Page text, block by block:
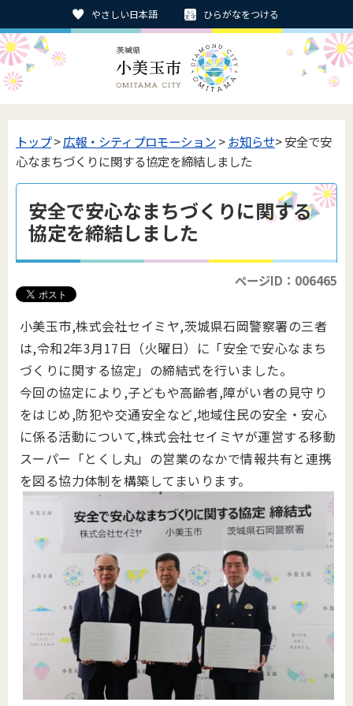
やさしい日本語 ひらがなをつける
トップ>広報・シティプロモーション>お知らせ> 安全で安
心なまちづくりに関する協定を締結しました
安全で安心なまちづくりに関する
協定を締結しました
ページID：006465
小美玉市,株式会社セイミヤ,茨城県石岡警察署の三者
は,令和2年3月17日（火曜日）に「安全で安心なまち
づくりに関する協定」の締結式を行いました。
今回の協定により,子どもや高齢者,障がい者の見守り
をはじめ,防犯や交通安全など,地域住民の安全・安心
に係る活動について,株式会社セイミヤが運営する移動
スーパー「とくし丸」の営業のなかで情報共有と連携
を図る協力体制を構築してまいります。